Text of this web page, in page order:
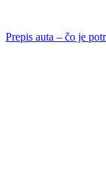
Prepis auta – čo je